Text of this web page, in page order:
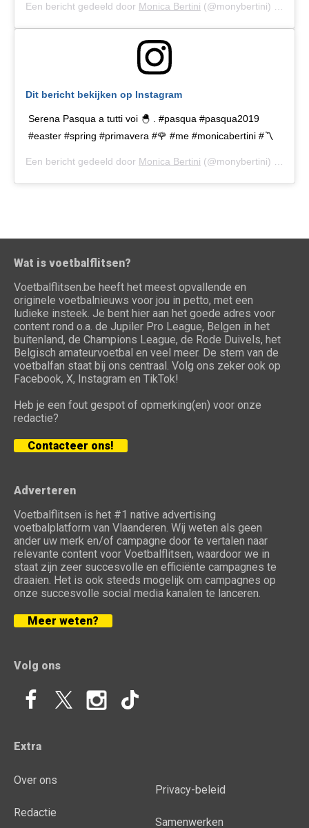
Een bericht gedeeld door Monica Bertini (@monybertini) op
Dit bericht bekijken op Instagram
Serena Pasqua a tutti voi 🐣 . #pasqua #pasqua2019
#easter #spring #primavera #🌹 #me #monicabertini #〽️
Een bericht gedeeld door Monica Bertini (@monybertini) op
Wat is voetbalflitsen?
Voetbalflitsen.be heeft het meest opvallende en
originele voetbalnieuws voor jou in petto, met een
ludieke insteek. Je bent hier aan het goede adres voor
content rond o.a. de Jupiler Pro League, Belgen in het
buitenland, de Champions League, de Rode Duivels, het
Belgisch amateurvoetbal en veel meer. De stem van de
voetbalfan staat bij ons centraal. Volg ons zeker ook op
Facebook, X, Instagram en TikTok!
Heb je een fout gespot of opmerking(en) voor onze
redactie?
Contacteer ons!
Adverteren
Voetbalflitsen is het #1 native advertising
voetbalplatform van Vlaanderen. Wij weten als geen
ander uw merk en/of campagne door te vertalen naar
relevante content voor Voetbalflitsen, waardoor we in
staat zijn zeer succesvolle en efficiënte campagnes te
draaien. Het is ook steeds mogelijk om campagnes op
onze succesvolle social media kanalen te lanceren.
Meer weten?
Volg ons
Extra
Over ons
Redactie
Privacy-beleid
Samenwerken